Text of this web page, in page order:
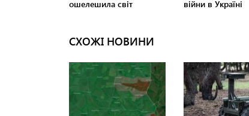
СХОЖІ НОВИНИ